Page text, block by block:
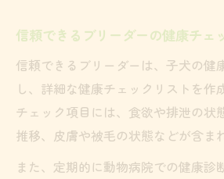
信頼できるブリーダーの健康チェ
信頼できるブリーダーは、子犬の健
し、詳細な健康チェックリストを作
チェック項目には、食欲や排泄の状
推移、皮膚や被毛の状態などが含ま
また、定期的に動物病院での健康診